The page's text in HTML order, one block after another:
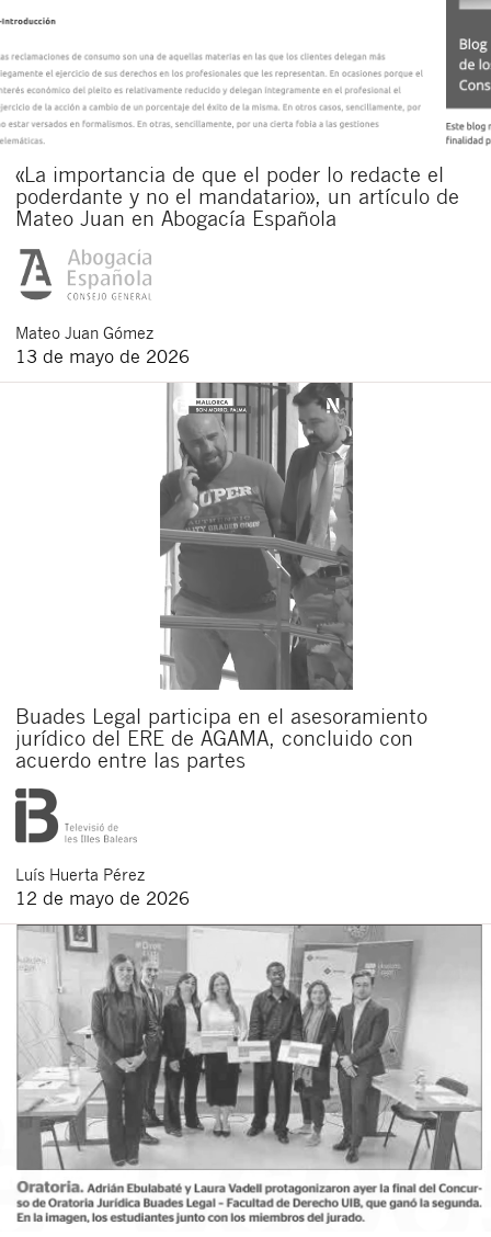
«La importancia de que el poder lo redacte el
poderdante y no el mandatario», un artículo de
Mateo Juan en Abogacía Española
Mateo Juan Gómez
13 de mayo de 2026
Buades Legal participa en el asesoramiento
jurídico del ERE de AGAMA, concluido con
acuerdo entre las partes
Luís Huerta Pérez
12 de mayo de 2026